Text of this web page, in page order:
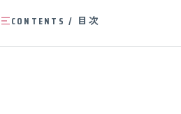
CONTENTS / 目次